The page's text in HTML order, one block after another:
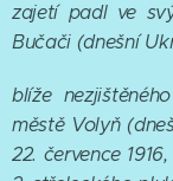
zajetí padl ve
Bučači (dnešní
blíže
městě Volyň
22. července